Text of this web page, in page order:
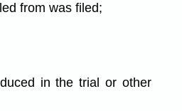
from was filed;
in the trial or other